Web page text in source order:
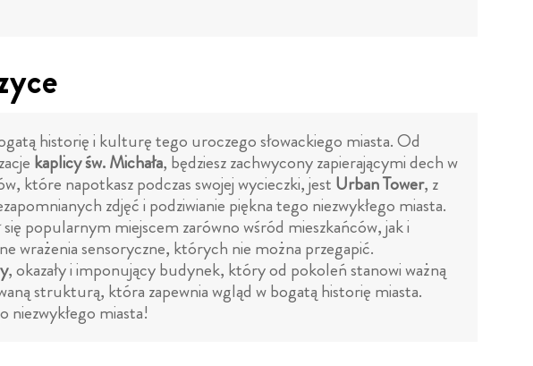
historię i kulturę tego uroczego słowackiego miasta. Od
kaplicy św. Michała, będziesz zachwycony zapierającymi dech w
które napotkasz podczas swojej wycieczki, jest Urban Tower, z
zdjęć i podziwianie piękna tego niezwykłego miasta.
popularnym miejscem zarówno wśród mieszkańców, jak i
wrażenia sensoryczne, których nie można przegapić.
, okazały i imponujący budynek, który od pokoleń stanowi ważną
strukturą, która zapewnia wgląd w bogatą historię miasta.
niezwykłego miasta!